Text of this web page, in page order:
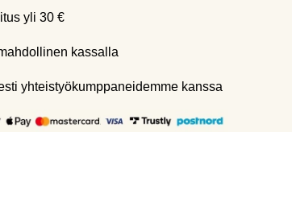
yli 30 €
kassalla
yhteistyökumppaneidemme kanssa